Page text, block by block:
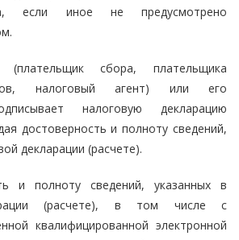
если иное не предусмотрено
(плательщик сбора, плательщика
налоговый агент) или его
налоговую декларацию
достоверность и полноту сведений,
декларации (расчете).
и полноту сведений, указанных в
(расчете), в том числе с
квалифицированной электронной